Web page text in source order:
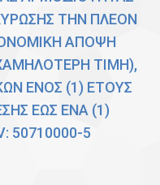
ΤΗΝ ΠΛΕΟΝ
ΑΠΟΨΗ
ΤΙΜΗ),
ΕΝΟΣ (1) ΕΤΟΥΣ
ΕΩΣ ΕΝΑ (1)
50710000-5